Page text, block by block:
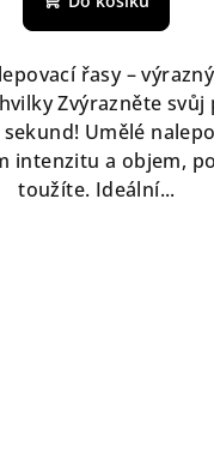
řasy –
Zvýrazněte svůj
Umělé
intenzitu a objem,
toužíte. Ideální...